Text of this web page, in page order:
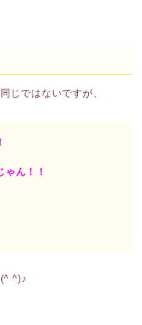
じではないですが、
ゃん！！
^)♪